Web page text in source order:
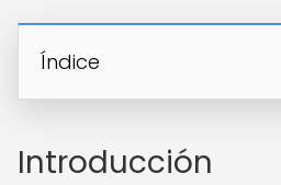
Índice
Introducción